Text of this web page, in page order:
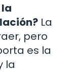
La
pero
es la
la